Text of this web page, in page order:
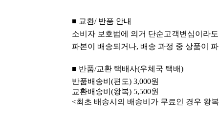
■ 교환/ 반품 안내
소비자 보호법에 의거 단순고객변심이라
파본이 배송되거나, 배송 과정 중 상품이
■ 반품/교환 택배사(우체국 택배)
반품배송비(편도) 3,000원
교환배송비(왕복) 5,500원
<최초 배송시의 배송비가 무료인 경우 왕